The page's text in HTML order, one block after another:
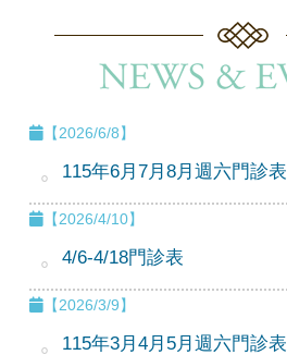
【2026/6/8】
115年6月7月8月週六門診表
【2026/4/10】
4/6-4/18門診表
【2026/3/9】
115年3月4月5月週六門診表